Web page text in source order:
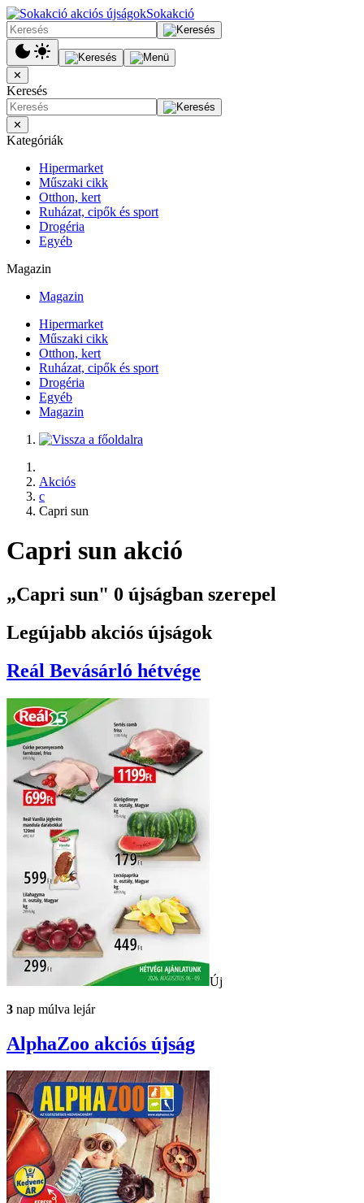
Sokakció
✕
Keresés
✕
Kategóriák
Hipermarket
Műszaki cikk
Otthon, kert
Ruházat, cipők és sport
Drogéria
Egyéb
Magazin
Magazin
Hipermarket
Műszaki cikk
Otthon, kert
Ruházat, cipők és sport
Drogéria
Egyéb
Magazin
Akciós
c
Capri sun
Capri sun akció
„Capri sun" 0 újságban szerepel
Legújabb akciós újságok
Reál Bevásárló hétvége
Új
3 nap múlva lejár
AlphaZoo akciós újság